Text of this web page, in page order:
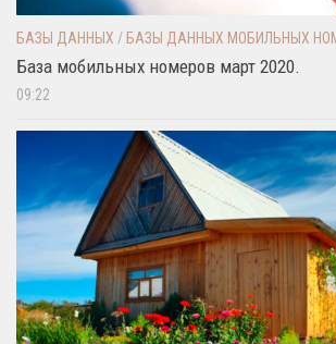
БАЗЫ ДАННЫХ / БАЗЫ ДАННЫХ МОБИЛЬНЫХ
База мобильных номеров март 2020.
09:22